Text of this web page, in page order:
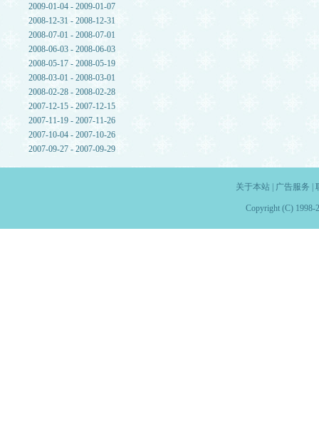
2009-01-04 - 2009-01-07
2008-12-31 - 2008-12-31
2008-07-01 - 2008-07-01
2008-06-03 - 2008-06-03
2008-05-17 - 2008-05-19
2008-03-01 - 2008-03-01
2008-02-28 - 2008-02-28
2007-12-15 - 2007-12-15
2007-11-19 - 2007-11-26
2007-10-04 - 2007-10-26
2007-09-27 - 2007-09-29
关于本站| 广告服务
Copyright (C) 1998-